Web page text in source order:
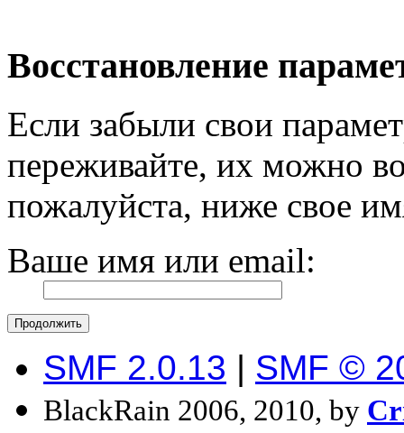
Восстановление
Если забыли свои
переживайте, их можно
пожалуйста, ниже свое
Ваше имя или email:
SMF 2.0.13 | SMF ©
BlackRain 2006, 2010, by